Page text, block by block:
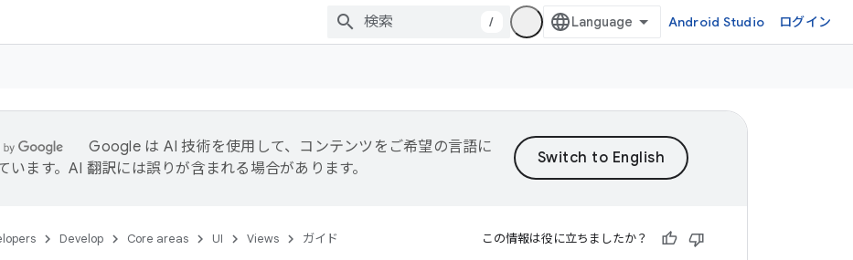
/ Android Studio ログイン
Google は AI 技術を使用して、コンテンツをご希望の言語に
います。AI 翻訳には誤りが含まれる場合があります。
Develop Core areas UI Views ガイド この情報は役に立ちましたか？